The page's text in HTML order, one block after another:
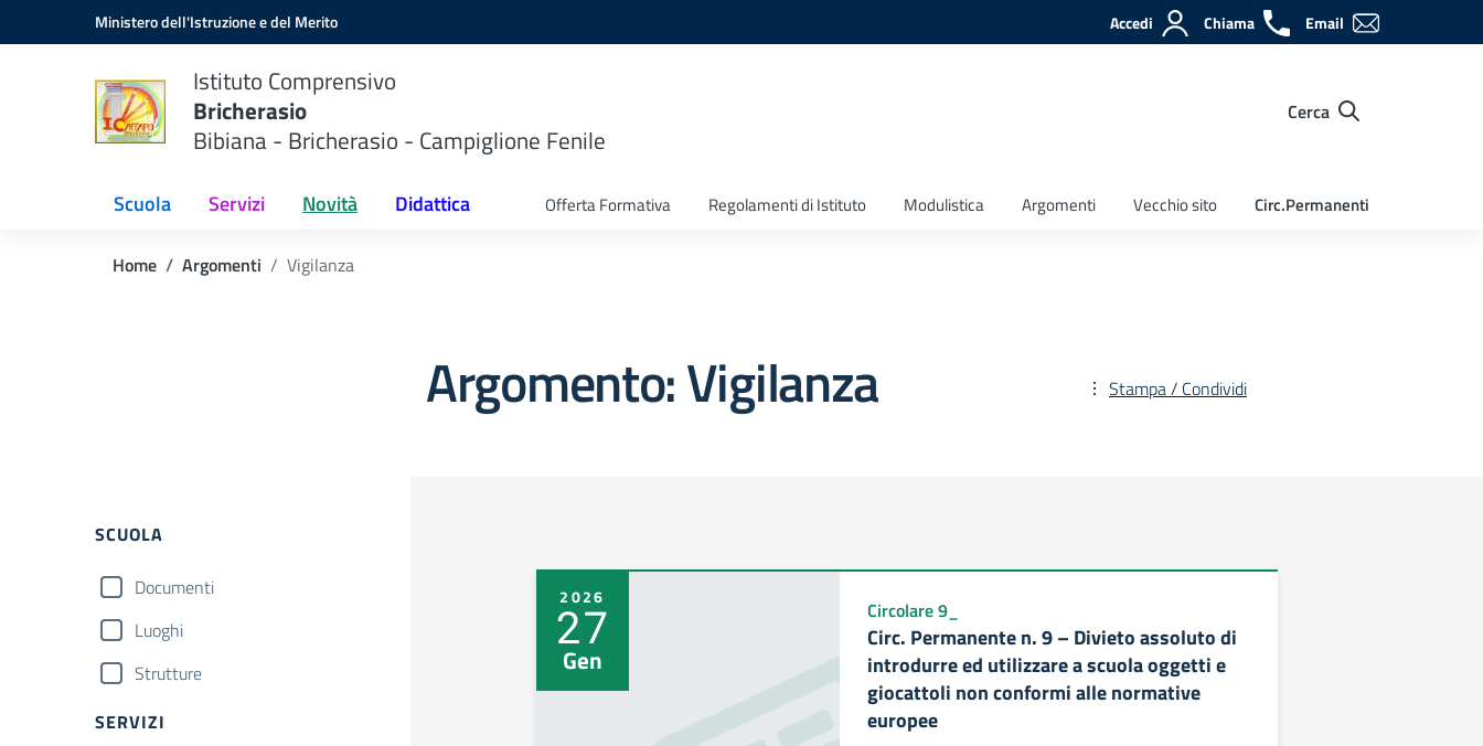
Vai ai contenuti
Vai al menu di navigazioneMinistero dell'Istruzione e del Merito Accedi Chiama Email
Istituto Comprensivo
Bricherasio
Bibiana - Bricherasio - Campiglione Fenile
Cerca
Scuola Servizi Novità Didattica Offerta Formativa Regolamenti di Istituto Modulistica Argomenti Vecchio sito Circ.Permanenti
Home Argomenti Vigilanza
Argomento: Vigilanza Stampa / Condividi
SCUOLA
Documenti
Luoghi
Strutture
SERVIZI
2026
27
Gen
Circolare 9_
Circ. Permanente n. 9 – Divieto assoluto di
introdurre ed utilizzare a scuola oggetti e
giocattoli non conformi alle normative
europee